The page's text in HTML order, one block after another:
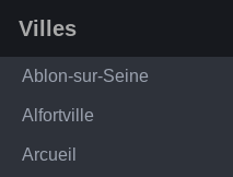
Villes
Ablon-sur-Seine
Alfortville
Arcueil